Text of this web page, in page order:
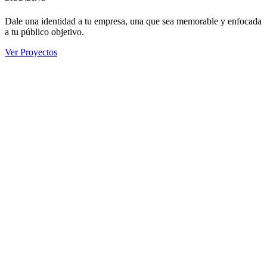
Dale una identidad a tu empresa, una que sea memorable y enfocada
a tu público objetivo.
Ver Proyectos